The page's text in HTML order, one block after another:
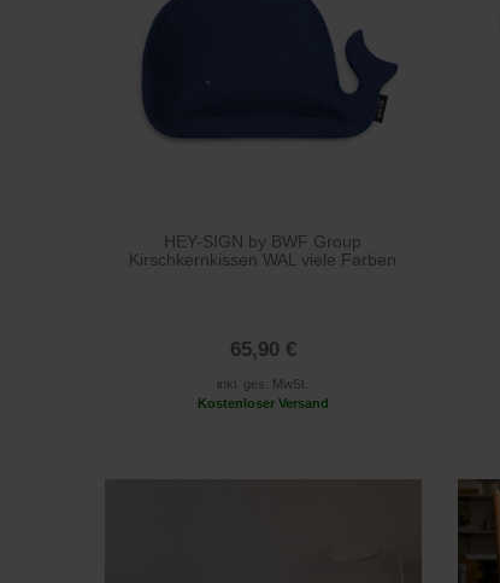
HEY-SIGN by BWF Group
Kirschkernkissen WAL viele Farben
65,90 €
inkl. ges. MwSt.
Kostenloser Versand